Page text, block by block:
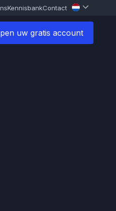
KennisbankContact
uw gratis account